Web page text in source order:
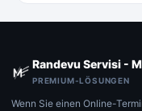
Randevu Servisi -
PREMIUM-LÖSUNGEN
Wenn Sie einen Online-